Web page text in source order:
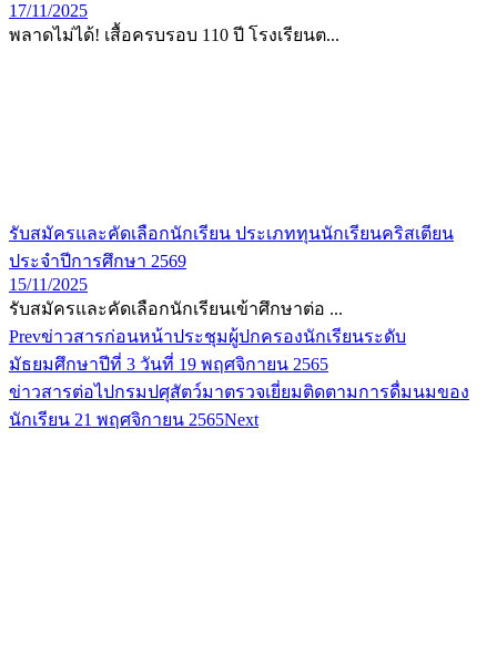
17/11/2025
พลาดไม่ได้! เสื้อครบรอบ 110 ปี โรงเรียนต...
รับสมัครและคัดเลือกนักเรียน ประเภททุนนักเรียนคริสเตียน
ประจำปีการศึกษา 2569
15/11/2025
รับสมัครและคัดเลือกนักเรียนเข้าศึกษาต่อ ...
Prevข่าวสารก่อนหน้าประชุมผู้ปกครองนักเรียนระดับ
มัธยมศึกษาปีที่ 3 วันที่ 19 พฤศจิกายน 2565
ข่าวสารต่อไปกรมปศุสัตว์มาตรวจเยี่ยมติดตามการดื่มนมของ
นักเรียน 21 พฤศจิกายน 2565Next